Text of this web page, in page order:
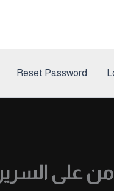
Reset Password
على السرير